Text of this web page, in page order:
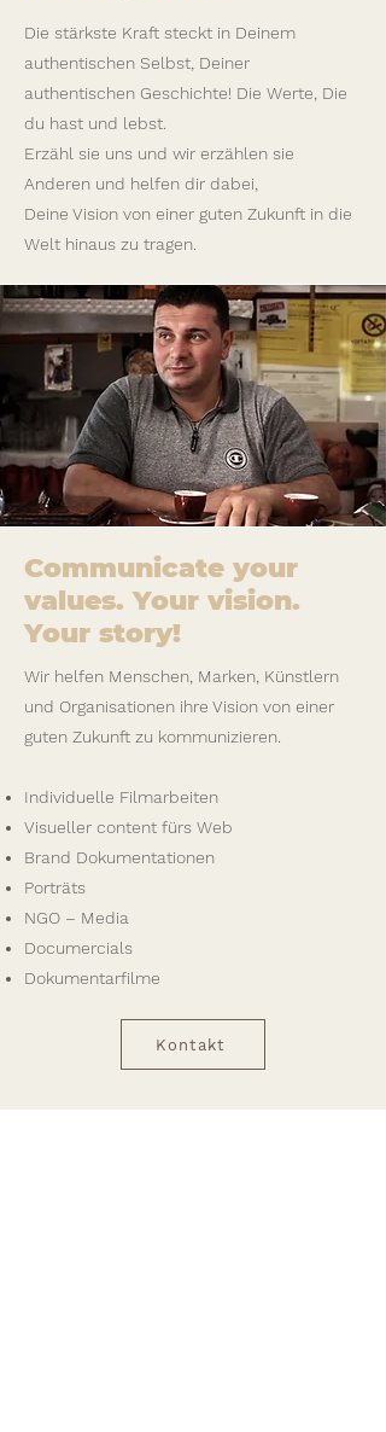
Die stärkste Kraft steckt in Deinem
authentischen Selbst, Deiner
authentischen Geschichte! Die Werte, Die
du hast und lebst.
Erzähl sie uns und wir erzählen sie
Anderen und helfen dir dabei,
Deine Vision von einer guten Zukunft in die
Welt hinaus zu tragen.
Communicate your
values. Your vision.
Your story!
Wir helfen Menschen, Marken, Künstlern
und Organisationen ihre Vision von einer
guten Zukunft zu kommunizieren.
Individuelle Filmarbeiten
Visueller content fürs Web
Brand Dokumentationen
Porträts
NGO – Media
Documercials
Dokumentarfilme
Kontakt